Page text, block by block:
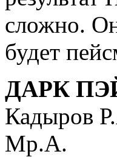
сложно.
будет
ДАРК
Кадыров
Мр.А.